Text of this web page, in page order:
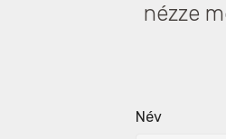
nézze
Név